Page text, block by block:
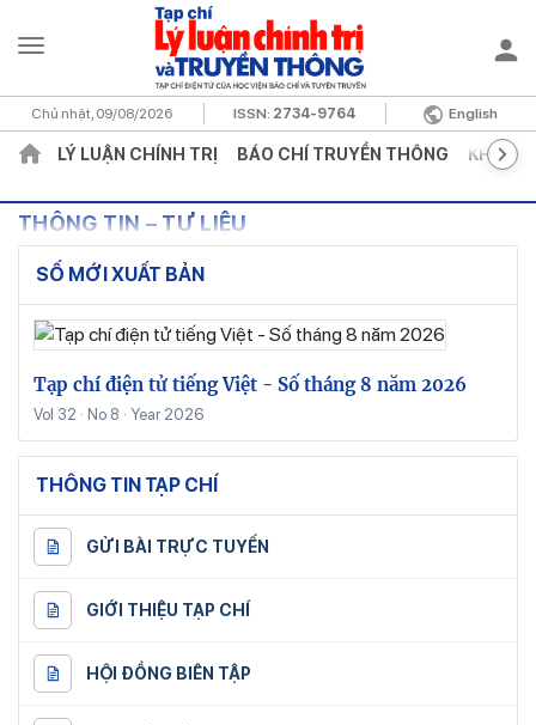
Chủ nhật, 09/08/2026 ISSN: 2734-9764 English
LÝ LUẬN CHÍNH TRỊ BÁO CHÍ TRUYỀN THÔNG KHOA
THÔNG TIN – TƯ LIỆU
SỐ MỚI XUẤT BẢN
Tạp chí điện tử tiếng Việt - Số tháng 8 năm 2026
Vol 32 · No 8 · Year 2026
THÔNG TIN TẠP CHÍ
GỬI BÀI TRỰC TUYẾN
GIỚI THIỆU TẠP CHÍ
HỘI ĐỒNG BIÊN TẬP